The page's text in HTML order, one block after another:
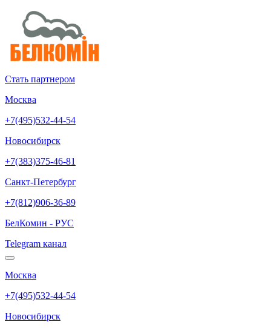
Стать партнером
Москва
+7(495)532-44-54
Новосибирск
+7(383)375-46-81
Санкт-Петербург
+7(812)906-36-89
БелКомин - РУС
Telegram канал
Москва
+7(495)532-44-54
Новосибирск